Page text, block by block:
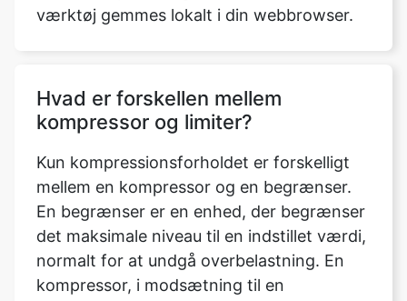
Hvad er forskellen mellem
mellem en kompressor og en begrænser.
En begrænser er en enhed, der begrænser
det maksimale niveau til en indstillet værdi,
normalt for at undgå overbelastning. En
kompressor, i modsætning til en
begrænser, bruges til mindre drastisk,
mere kreativ dynamisk kontrol, og den
bruger ofte lavere kompressionsforhold.